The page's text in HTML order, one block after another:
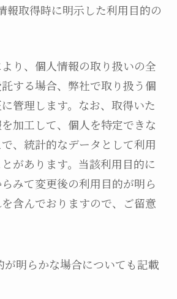
報取得時に明示した利用目的の
り、個人情報の取り扱いの全
する場合、弊社で取り扱う個
管理します。なお、取得いた
加工して、個人を特定できな
、統計的なデータとして利用
があります。当該利用目的に
みて変更後の利用目的が明ら
含んでおりますので、ご留意
明らかな場合についても記載